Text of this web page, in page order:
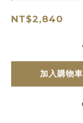
NT$2,840
加入購物車